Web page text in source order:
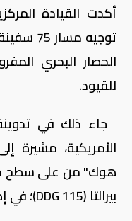
أكدت القيادة
الحصار البحري
للقيود.
جاء ذلك في
هوك" من على سطح
بيرالتا (DDG 115)؛ في إطار الحصار البحري على إيران.